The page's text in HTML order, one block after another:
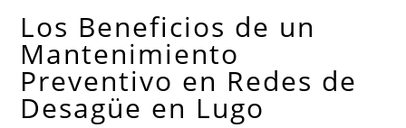
Los Beneficios de un
Mantenimiento
Preventivo en Redes de
Desagüe en Lugo